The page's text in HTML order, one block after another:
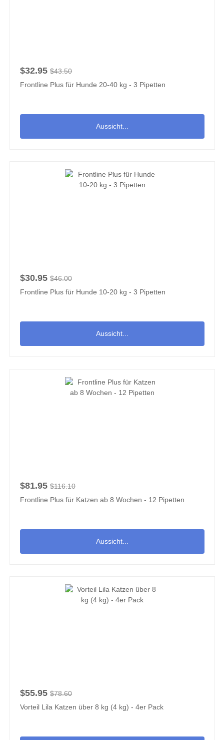
$32.95 $43.50
Frontline Plus für Hunde 20-40 kg - 3 Pipetten
Aussicht...
$30.95 $46.00
Frontline Plus für Hunde 10-20 kg - 3 Pipetten
Aussicht...
$81.95 $116.10
Frontline Plus für Katzen ab 8 Wochen - 12 Pipetten
Aussicht...
$55.95 $78.60
Vorteil Lila Katzen über 8 kg (4 kg) - 4er Pack